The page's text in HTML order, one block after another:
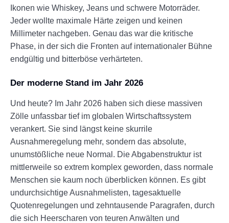
Ikonen wie Whiskey, Jeans und schwere Motorräder.
Jeder wollte maximale Härte zeigen und keinen
Millimeter nachgeben. Genau das war die kritische
Phase, in der sich die Fronten auf internationaler Bühne
endgültig und bitterböse verhärteten.
Der moderne Stand im Jahr 2026
Und heute? Im Jahr 2026 haben sich diese massiven
Zölle unfassbar tief im globalen Wirtschaftssystem
verankert. Sie sind längst keine skurrile
Ausnahmeregelung mehr, sondern das absolute,
unumstößliche neue Normal. Die Abgabenstruktur ist
mittlerweile so extrem komplex geworden, dass normale
Menschen sie kaum noch überblicken können. Es gibt
undurchsichtige Ausnahmelisten, tagesaktuelle
Quotenregelungen und zehntausende Paragrafen, durch
die sich Heerscharen von teuren Anwälten und